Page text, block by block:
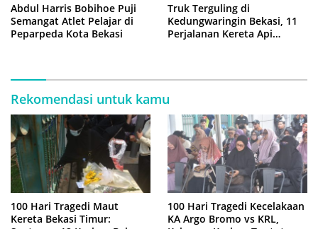
Abdul Harris Bobihoe Puji
Semangat Atlet Pelajar di
Peparpeda Kota Bekasi
Truk Terguling di
Kedungwaringin Bekasi, 11
Perjalanan Kereta Api
Rekomendasi untuk kamu
100 Hari Tragedi Maut
Kereta Bekasi Timur:
100 Hari Tragedi Kecelakaan
KA Argo Bromo vs KRL,